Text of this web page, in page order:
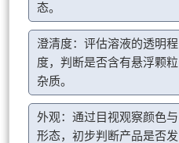
态。
澄清度：评估溶液的透明程
度，判断是否含有悬浮颗粒
杂质。
外观：通过目视观察颜色与
形态，初步判断产品是否发